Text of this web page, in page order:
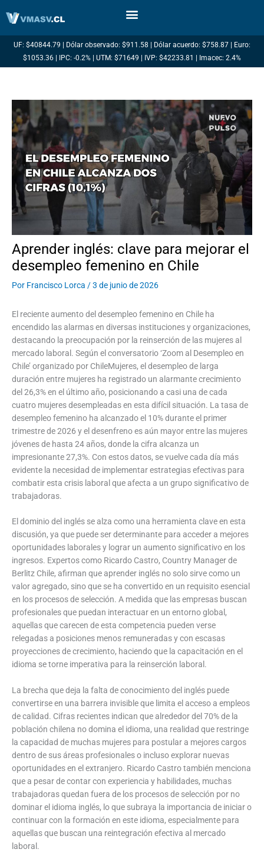
UF: $40844.79 | Dólar observado: $911.58 | Dólar acuerdo: $758.87 | Euro:
$1053.36 | IPC: -0.2% | UTM: $71649 | IVP: $42233.81 | Imacec: 2.4%
Aprender inglés: clave para mejorar el
desempleo femenino en Chile
Por Francisco Lorca /3 de junio de 2026
El reciente aumento del desempleo femenino en Chile ha
encendido las alarmas en diversas instituciones y organizaciones,
destacando la preocupación por la reinserción de las mujeres al
mercado laboral. Según el conversatorio ‘Zoom al Desempleo en
Chile’ organizado por ChileMujeres, el desempleo de larga
duración entre mujeres ha registrado un alarmante crecimiento
del 26,3% en el último año, posicionando a casi una de cada
cuatro mujeres desempleadas en esta difícil situación. La tasa de
desempleo femenino ha alcanzado el 10% durante el primer
trimestre de 2026 y el desenfreno es aún mayor entre las mujeres
jóvenes de hasta 24 años, donde la cifra alcanza un
impresionante 27,3%. Con estos datos, se vuelve cada día más
evidente la necesidad de implementar estrategias efectivas para
combatir esta crisis laboral que afecta a un grupo significativo de
trabajadoras.
El dominio del inglés se alza como una herramienta clave en esta
discusión, ya que puede ser determinante para acceder a mejores
oportunidades laborales y lograr un aumento significativo en los
ingresos. Expertos como Ricardo Castro, Country Manager de
Berlitz Chile, afirman que aprender inglés no solo sirve como un
valor agregado, sino que se ha convertido en un requisito esencial
en los procesos de selección. A medida que las empresas buscan
profesionales que puedan interactuar en un entorno global,
aquellas que carecen de esta competencia pueden verse
relegadas a posiciones menos remuneradas y con escasas
proyecciones de crecimiento, haciendo que la capacitación en el
idioma se torne imperativa para la reinserción laboral.
La brecha que deja la falta de conocimiento del inglés puede
convertirse en una barrera invisible que limita el acceso a empleos
de calidad. Cifras recientes indican que alrededor del 70% de la
población chilena no domina el idioma, una realidad que restringe
la capacidad de muchas mujeres para postular a mejores cargos
dentro de sus áreas profesionales o incluso explorar nuevas
oportunidades en el extranjero. Ricardo Castro también menciona
que a pesar de contar con experiencia y habilidades, muchas
trabajadoras quedan fuera de los procesos de selección por no
dominar el idioma inglés, lo que subraya la importancia de iniciar o
continuar con la formación en este idioma, especialmente para
aquellas que buscan una reintegración efectiva al mercado
laboral.